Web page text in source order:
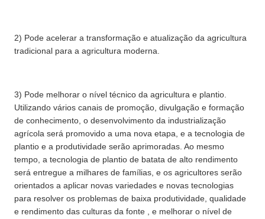
2) Pode acelerar a transformação e atualização da agricultura
tradicional para a agricultura moderna.
3) Pode melhorar o nível técnico da agricultura e plantio.
Utilizando vários canais de promoção, divulgação e formação
de conhecimento, o desenvolvimento da industrialização
agrícola será promovido a uma nova etapa, e a tecnologia de
plantio e a produtividade serão aprimoradas. Ao mesmo
tempo, a tecnologia de plantio de batata de alto rendimento
será entregue a milhares de famílias, e os agricultores serão
orientados a aplicar novas variedades e novas tecnologias
para resolver os problemas de baixa produtividade, qualidade
e rendimento das culturas da fonte , e melhorar o nível de